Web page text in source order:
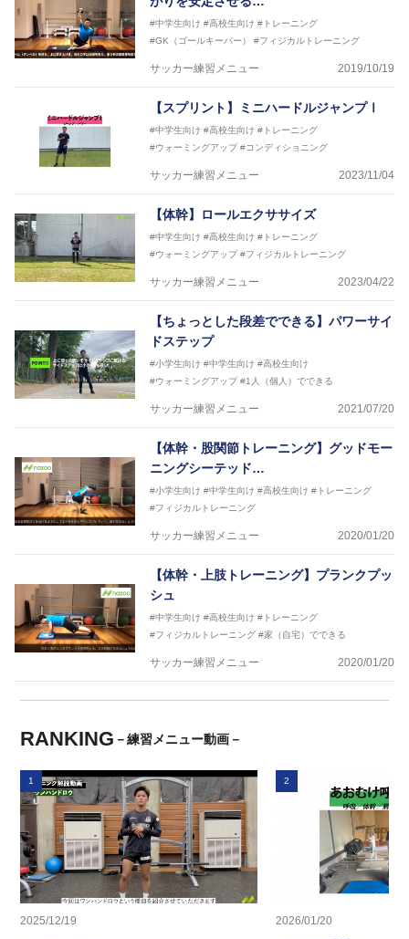
#中学生向け #高校生向け #トレーニング
#GK（ゴールキーパー）
#フィジカルトレーニング
サッカー練習メニュー 2019/10/19
【スプリント】ミニハードルジャンプⅠ
#中学生向け #高校生向け #トレーニング
#ウォーミングアップ #コンディショニング
サッカー練習メニュー 2023/11/04
【体幹】ロールエクササイズ
#中学生向け #高校生向け #トレーニング
#ウォーミングアップ #フィジカルトレーニング
サッカー練習メニュー 2023/04/22
【ちょっとした段差でできる】パワーサイ
ドステップ
#小学生向け #中学生向け #高校生向け
#ウォーミングアップ #1人（個人）でできる
サッカー練習メニュー 2021/07/20
【体幹・股関節トレーニング】グッドモー
ニングシーテッド…
#小学生向け #中学生向け #高校生向け #トレーニング
#フィジカルトレーニング
サッカー練習メニュー 2020/01/20
【体幹・上肢トレーニング】プランクプッ
シュ
#中学生向け #高校生向け #トレーニング
#フィジカルトレーニング #家（自宅）でできる
サッカー練習メニュー 2020/01/20
RANKING －練習メニュー動画－
1
2025/12/19
2
2026/01/20